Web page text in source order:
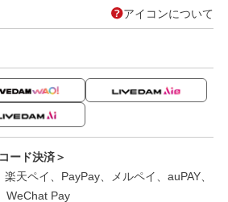
アイコンについて
ード決済＞
楽天ペイ、PayPay、メルペイ、auPAY、
WeChat Pay